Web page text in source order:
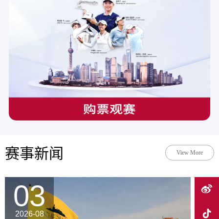
赛事新闻 View More
03
2026-08